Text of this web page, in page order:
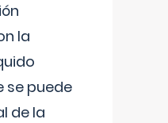
la
se puede
de la